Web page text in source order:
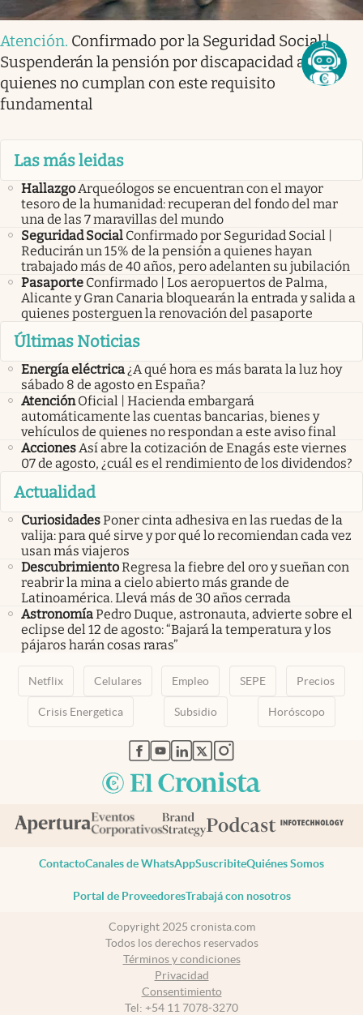
Atención. Confirmado por la Seguridad Social |
Suspenderán la pensión por discapacidad a
quienes no cumplan con este requisito
fundamental
Las más leidas
HallazgoArqueólogos se encuentran con el mayor
tesoro de la humanidad: recuperan del fondo del mar
una de las 7 maravillas del mundo
Seguridad Social Confirmado por Seguridad Social |
Reducirán un 15% de la pensión a quienes hayan
trabajado más de 40 años, pero adelanten su jubilación
Pasaporte Confirmado | Los aeropuertos de Palma,
Alicante y Gran Canaria bloquearán la entrada y salida a
quienes posterguen la renovación del pasaporte
Últimas Noticias
Energía eléctrica¿A qué hora es más barata la luz hoy
sábado 8 de agosto en España?
Atención Oficial | Hacienda embargará
automáticamente las cuentas bancarias, bienes y
vehículos de quienes no respondan a este aviso final
AccionesAsí abre la cotización de Enagás este viernes
07 de agosto, ¿cuál es el rendimiento de los dividendos?
Actualidad
CuriosidadesPoner cinta adhesiva en las ruedas de la
valija: para qué sirve y por qué lo recomiendan cada vez
usan más viajeros
DescubrimientoRegresa la fiebre del oro y sueñan con
reabrir la mina a cielo abierto más grande de
Latinoamérica. Llevá más de 30 años cerrada
AstronomíaPedro Duque, astronauta, advierte sobre el
eclipse del 12 de agosto: “Bajará la temperatura y los
pájaros harán cosas raras”
Netflix Celulares Empleo SEPE Precios
Crisis Energetica Subsidio Horóscopo
abre en nueva pestaña
abre en nueva pestaña
abre en nueva pestaña
abre en nueva pestaña
abre en nueva pestaña
ContactoCanales de WhatsAppSuscribiteQuiénes Somos
Portal de ProveedoresTrabajá con nosotros
Copyright 2025 cronista.com
Todos los derechos reservados
Términos y condiciones
Privacidad
Consentimiento
Tel: +54 11 7078-3270